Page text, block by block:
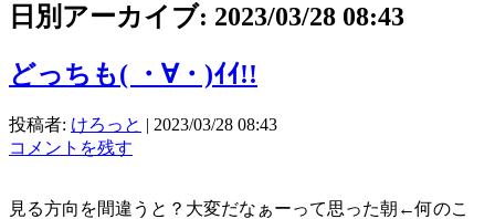
日別アーカイブ: 2023/03/28 08:43
どっちも( ・∀・)ｲｲ!!
投稿者: けろっと | 2023/03/28 08:43
コメントを残す
見る方向を間違うと？大変だなぁーって思った朝←何のこ